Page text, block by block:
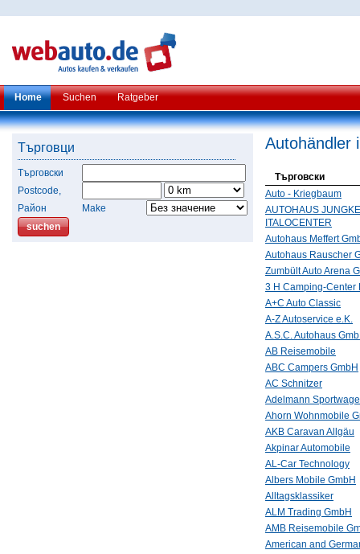
Home Suchen Ratgeber
Търговци
Търговски
Postcode,
Район
Make
Autohändler
Търговски
Auto - Kriegbaum
AUTOHAUS
ITALOCENTER
Autohaus Meffert
Autohaus Rauscher
Zumbült Auto Arena
3 H Camping-Center
A+C Auto Classic
A-Z Autoservice e.K.
A.S.C. Autohaus
AB Reisemobile
ABC Campers GmbH
AC Schnitzer
Adelmann
Ahorn Wohnmobile
AKB Caravan Allgäu
Akpinar Automobile
AL-Car Technology
Albers Mobile GmbH
Alltagsklassiker
ALM Trading GmbH
AMB Reisemobile
American and